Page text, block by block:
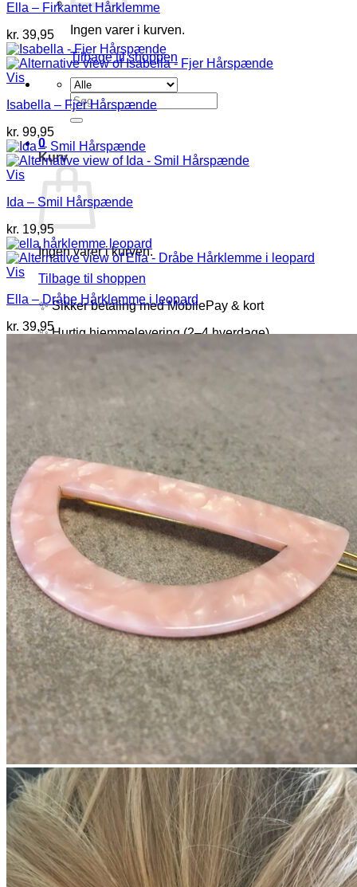
Ingen varer i kurven.
Tilbage til shoppen
Søg
efter:
0
Kurv
Ingen varer i kurven.
Tilbage til shoppen
✨ Sikker betaling med MobilePay & kort
✨ Hurtig hjemmelevering (2–4 hverdage)
Ella – Firkantet Hårklemme
kr. 39,95
Vis
Isabella – Fjer Hårspænde
kr. 99,95
Vis
Ida – Smil Hårspænde
kr. 19,95
Vis
Ella – Dråbe Hårklemme i leopard
kr. 39,95